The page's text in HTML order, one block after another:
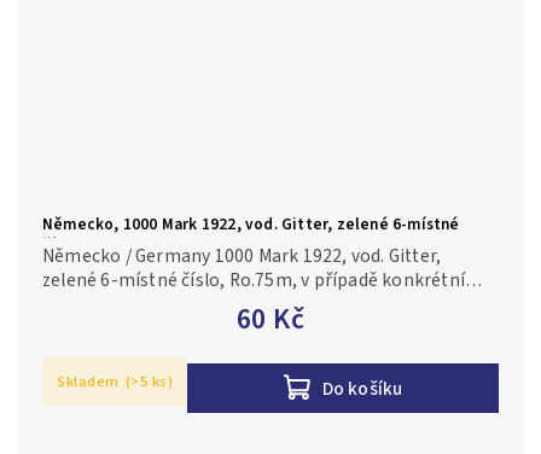
Německo, 1000 Mark 1922, vod. Gitter, zelené 6-místné
číslo, Ro.75m
60 Kč
Do košíku
Německo / Germany 1000 Mark 1922, vod. Gitter,
zelené 6-místné číslo, Ro.75m, v případě konkrétní
firmy nebo číslovače je foto pouze ilustrační 0-/AU-
Skladem (>5 ks)